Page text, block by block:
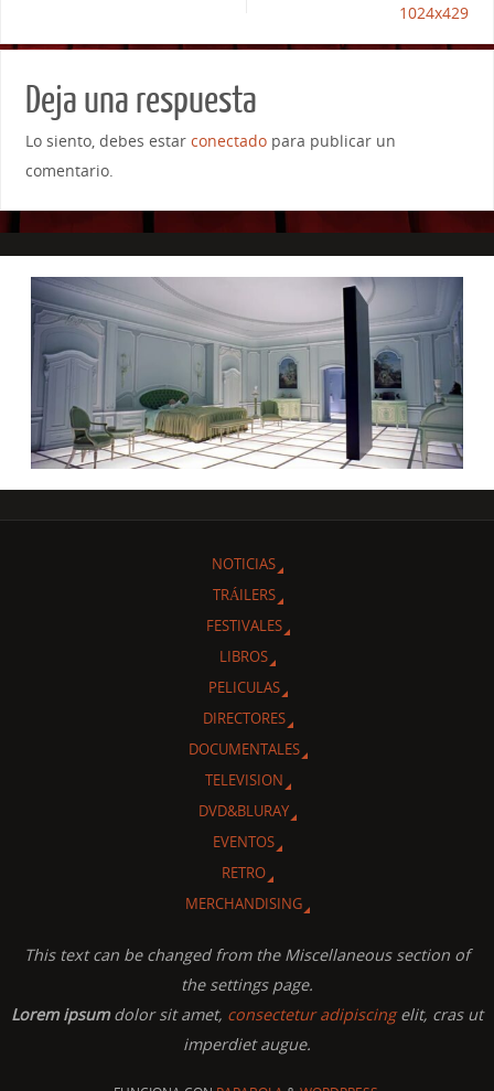
1024x429
Deja una respuesta
Lo siento, debes estar conectadopara publicar un
comentario.
NOTICIAS
TRÁILERS
FESTIVALES
LIBROS
PELICULAS
DIRECTORES
DOCUMENTALES
TELEVISION
DVD&BLURAY
EVENTOS
RETRO
MERCHANDISING
This text can be changed from the Miscellaneous section of
the settings page.
Lorem ipsumdolor sit amet, consectetur adipiscingelit, cras ut
imperdiet augue.